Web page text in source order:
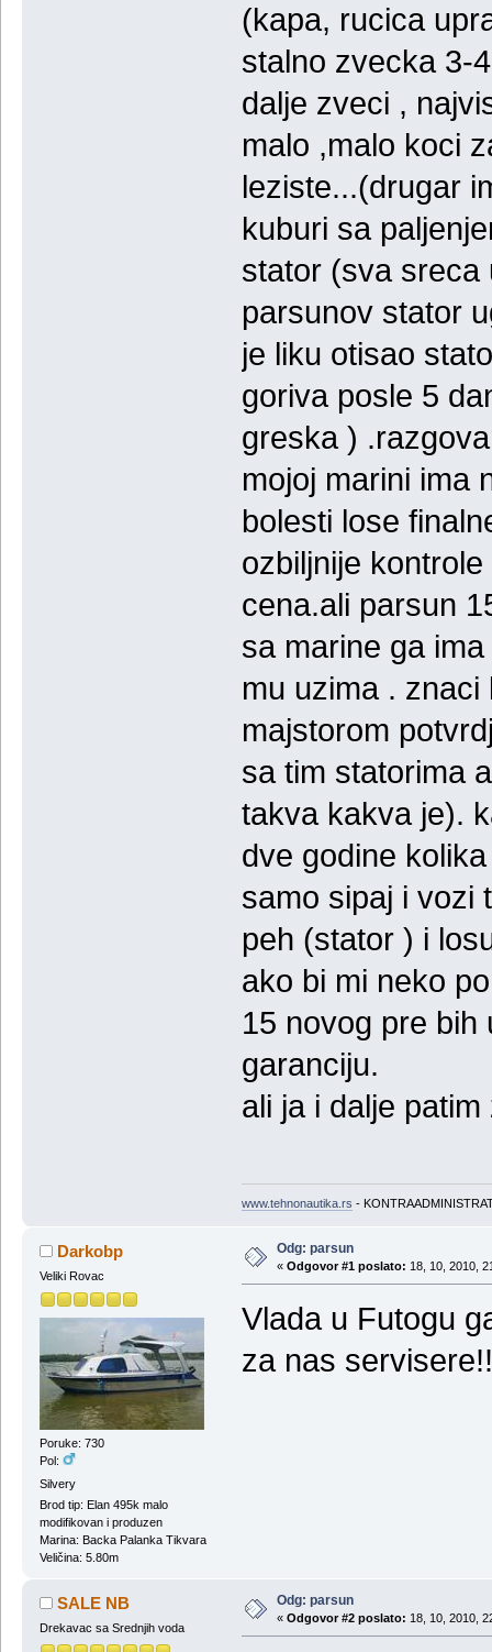
(kapa, rucica
stalno zvecka 3-
dalje zveci ,
malo ,malo koci
leziste...(drugar
kuburi sa
stator (sva sreca
parsunov stator
je liku otisao
goriva posle 5
greska )
mojoj marini ima
bolesti lose
ozbiljnije
cena.ali parsun
sa marine ga
mu uzima .
majstorom
sa tim statorima
takva kakva je).
dve godine
samo sipaj i vozi
peh (stator ) i
ako bi mi neko
15 novog pre bih
garanciju.
ali ja i dalje
www.tehnonautika.rs -
Darkobp
Veliki Rovac
Poruke: 730
Pol:
Silvery
Brod tip: Elan 495k malo
modifikovan i produzen
Marina: Backa Palanka Tikvara
Veličina: 5.80m
Odg: parsun
« Odgovor #1 poslato: 18, 10, 2010,
Vlada u Futogu
za nas
SALE NB
Drekavac sa Srednjih voda
Odg: parsun
« Odgovor #2 poslato: 18, 10, 2010,